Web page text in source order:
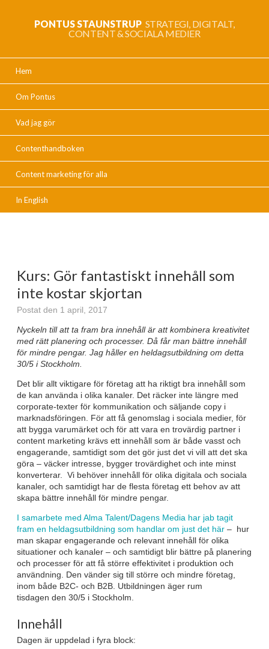
PONTUS STAUNSTRUP STRATEGI, DIGITALT,
CONTENT & SOCIALA MEDIER
Hem
Om Pontus
Vad jag gör
Contenthandboken
Content marketing för alla
In English
Kurs: Gör fantastiskt innehåll som
inte kostar skjortan
Postat den 1 april, 2017
Nyckeln till att ta fram bra innehåll är att kombinera kreativitet
med rätt planering och processer. Då får man bättre innehåll
för mindre pengar. Jag håller en heldagsutbildning om detta
30/5 i Stockholm.
Det blir allt viktigare för företag att ha riktigt bra innehåll som
de kan använda i olika kanaler. Det räcker inte längre med
corporate-texter för kommunikation och säljande copy i
marknadsföringen. För att få genomslag i sociala medier, för
att bygga varumärket och för att vara en trovärdig partner i
content marketing krävs ett innehåll som är både vasst och
engagerande, samtidigt som det gör just det vi vill att det ska
göra – väcker intresse, bygger trovärdighet och inte minst
konverterar. Vi behöver innehåll för olika digitala och sociala
kanaler, och samtidigt har de flesta företag ett behov av att
skapa bättre innehåll för mindre pengar.
I samarbete med Alma Talent/Dagens Media har jab tagit
fram en heldagsutbildning som handlar om just det här – hur
man skapar engagerande och relevant innehåll för olika
situationer och kanaler – och samtidigt blir bättre på planering
och processer för att få större effektivitet i produktion och
användning. Den vänder sig till större och mindre företag,
inom både B2C- och B2B. Utbildningen äger rum
tisdagen den 30/5 i Stockholm.
Innehåll
Dagen är uppdelad i fyra block: